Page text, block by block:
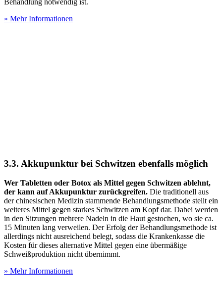
Behandlung notwendig ist.
» Mehr Informationen
3.3. Akkupunktur bei Schwitzen ebenfalls möglich
Wer Tabletten oder Botox als Mittel gegen Schwitzen ablehnt,
der kann auf Akkupunktur zurückgreifen. Die traditionell aus
der chinesischen Medizin stammende Behandlungsmethode stellt ein
weiteres Mittel gegen starkes Schwitzen am Kopf dar. Dabei werden
in den Sitzungen mehrere Nadeln in die Haut gestochen, wo sie ca.
15 Minuten lang verweilen. Der Erfolg der Behandlungsmethode ist
allerdings nicht ausreichend belegt, sodass die Krankenkasse die
Kosten für dieses alternative Mittel gegen eine übermäßige
Schweißproduktion nicht übernimmt.
» Mehr Informationen